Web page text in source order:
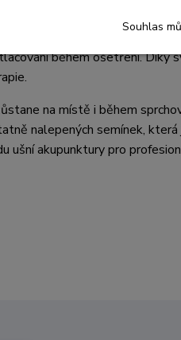
pro ušní akupunkturu
diskrétní aplikaci na
během ošetření. Díky
na místě i během
nalepených semínek,
akupunktury pro
Souhlas